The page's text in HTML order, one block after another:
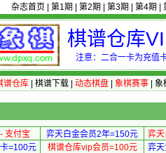
杂志首页 第1期 第2期 第3期 第4期
棋谱仓库
注意：二合一卡为充值
谱仓库| 棋谱下载| 动态棋盘| 象棋赛事| 象
支付宝 弈天白金会员2年=150元
弈
=100元
棋谱仓库vip会员=100元 弈